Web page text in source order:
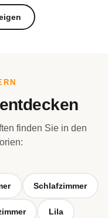
finden Sie in den
Schlafzimmer
Lila